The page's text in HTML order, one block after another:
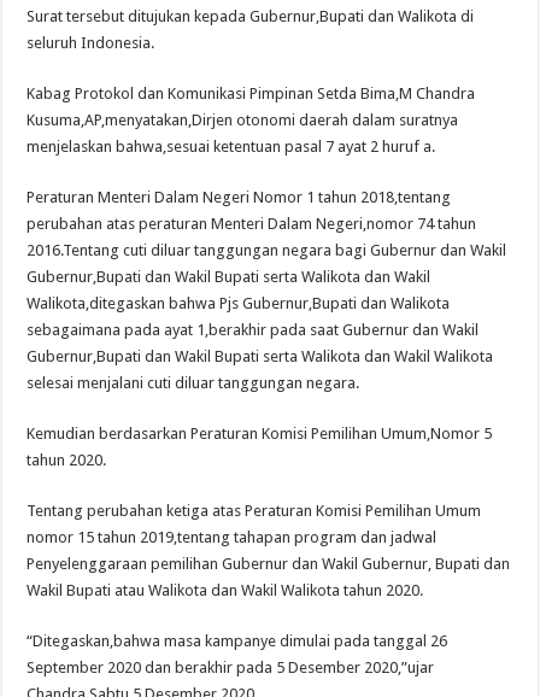
Surat tersebut ditujukan kepada Gubernur,Bupati dan Walikota di
seluruh Indonesia.
Kabag Protokol dan Komunikasi Pimpinan Setda Bima,M Chandra
Kusuma,AP,menyatakan,Dirjen otonomi daerah dalam suratnya
menjelaskan bahwa,sesuai ketentuan pasal 7 ayat 2 huruf a.
Peraturan Menteri Dalam Negeri Nomor 1 tahun 2018,tentang
perubahan atas peraturan Menteri Dalam Negeri,nomor 74 tahun
2016.Tentang cuti diluar tanggungan negara bagi Gubernur dan Wakil
Gubernur,Bupati dan Wakil Bupati serta Walikota dan Wakil
Walikota,ditegaskan bahwa Pjs Gubernur,Bupati dan Walikota
sebagaimana pada ayat 1,berakhir pada saat Gubernur dan Wakil
Gubernur,Bupati dan Wakil Bupati serta Walikota dan Wakil Walikota
selesai menjalani cuti diluar tanggungan negara.
Kemudian berdasarkan Peraturan Komisi Pemilihan Umum,Nomor 5
tahun 2020.
Tentang perubahan ketiga atas Peraturan Komisi Pemilihan Umum
nomor 15 tahun 2019,tentang tahapan program dan jadwal
Penyelenggaraan pemilihan Gubernur dan Wakil Gubernur, Bupati dan
Wakil Bupati atau Walikota dan Wakil Walikota tahun 2020.
“Ditegaskan,bahwa masa kampanye dimulai pada tanggal 26
September 2020 dan berakhir pada 5 Desember 2020,”ujar